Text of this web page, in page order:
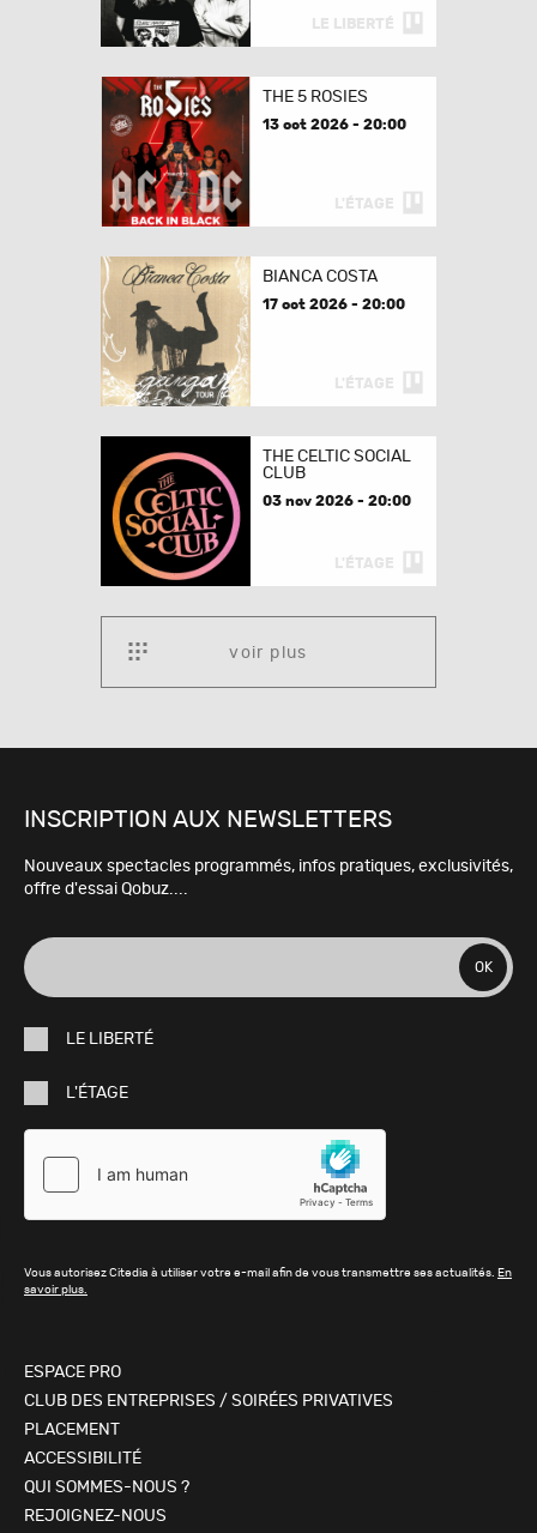
LE LIBERTÉ
THE 5 ROSIES
13 oct 2026 - 20:00
L'ÉTAGE
BIANCA COSTA
17 oct 2026 - 20:00
L'ÉTAGE
THE CELTIC SOCIAL
CLUB
03 nov 2026 - 20:00
L'ÉTAGE
voir plus
INSCRIPTION AUX NEWSLETTERS
Nouveaux spectacles programmés, infos pratiques, exclusivités,
offre d'essai Qobuz....
mail
OK
LE LIBERTÉ
L'ÉTAGE
Vous autorisez Citedia à utiliser votre e-mail afin de vous transmettre ses actualités. En
savoir plus.
ESPACE PRO
CLUB DES ENTREPRISES / SOIRÉES PRIVATIVES
PLACEMENT
ACCESSIBILITÉ
QUI SOMMES-NOUS ?
REJOIGNEZ-NOUS